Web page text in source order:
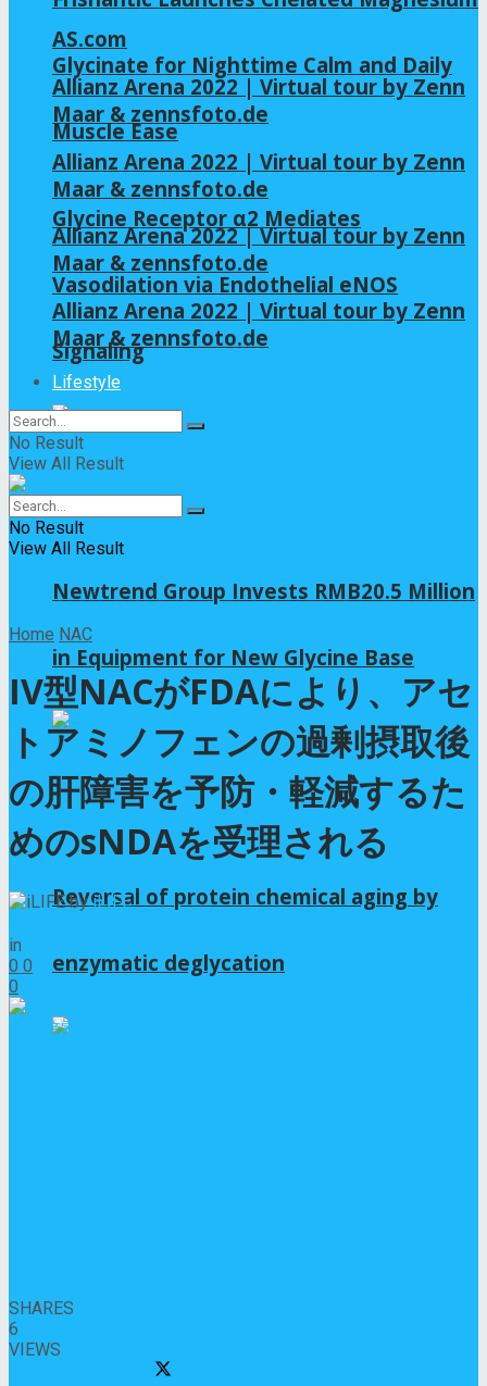
Glycinate for Nighttime Calm and Daily
Muscle Ease
Glycine Receptor α2 Mediates
Vasodilation via Endothelial eNOS
Signaling
Newtrend Group Invests RMB20.5 Million
in Equipment for New Glycine Base
Reversal of protein chemical aging by
enzymatic deglycation
AS.com
Allianz Arena 2022 | Virtual tour by Zenn
Maar & zennsfoto.de
Allianz Arena 2022 | Virtual tour by Zenn
Maar & zennsfoto.de
Allianz Arena 2022 | Virtual tour by Zenn
Maar & zennsfoto.de
Allianz Arena 2022 | Virtual tour by Zenn
Maar & zennsfoto.de
Lifestyle
No Result
View All Result
No Result
View All Result
Home NAC
IV型NACがFDAにより、アセ
トアミノフェンの過剰摂取後
の肝障害を予防・軽減するた
めのsNDAを受理される
by iLIFE
in
0 0
0
SHARES
6
VIEWS